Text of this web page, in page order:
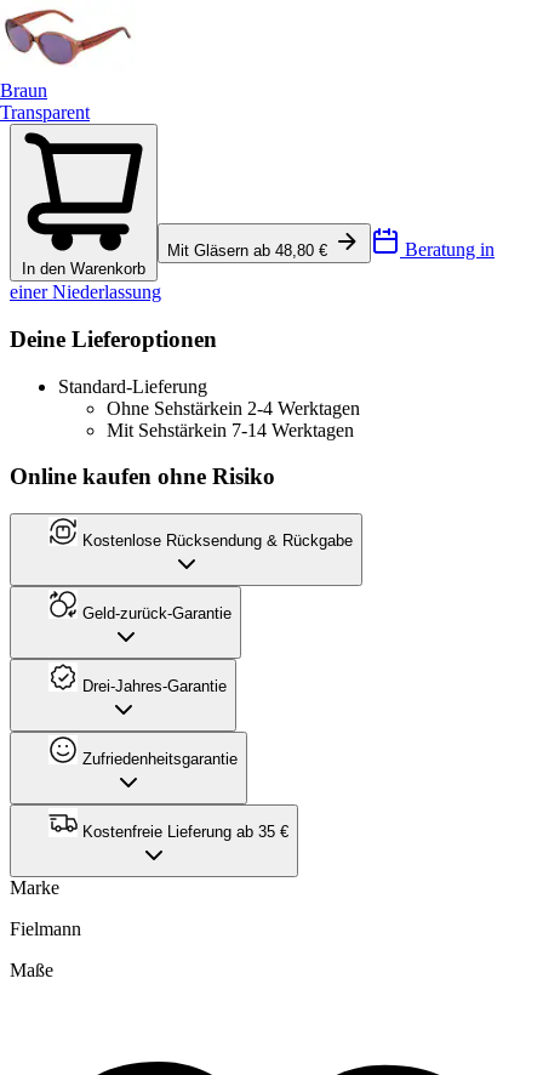
Braun
Transparent
In den Warenkorb
Mit Gläsern ab 48,80 € Beratung in
einer Niederlassung
Deine Lieferoptionen
Standard-Lieferung
Ohne Sehstärkein 2-4 Werktagen
Mit Sehstärkein 7-14 Werktagen
Online kaufen ohne Risiko
Kostenlose Rücksendung & Rückgabe
Geld-zurück-Garantie
Drei-Jahres-Garantie
Zufriedenheitsgarantie
Kostenfreie Lieferung ab 35 €
Marke
Fielmann
Maße